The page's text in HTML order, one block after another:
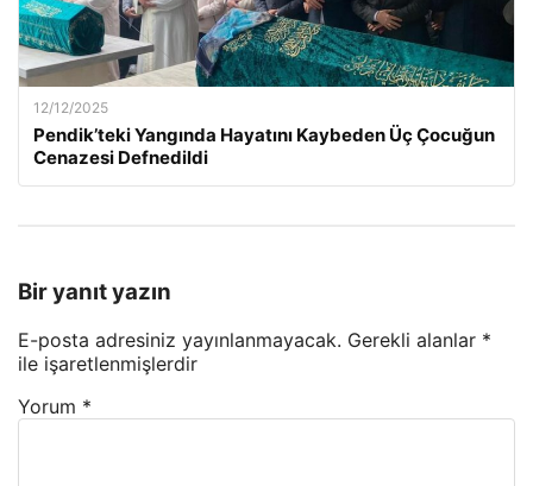
12/12/2025
Pendik’teki Yangında Hayatını Kaybeden Üç Çocuğun
Cenazesi Defnedildi
Bir yanıt yazın
E-posta adresiniz yayınlanmayacak. Gerekli alanlar *
ile işaretlenmişlerdir
Yorum *